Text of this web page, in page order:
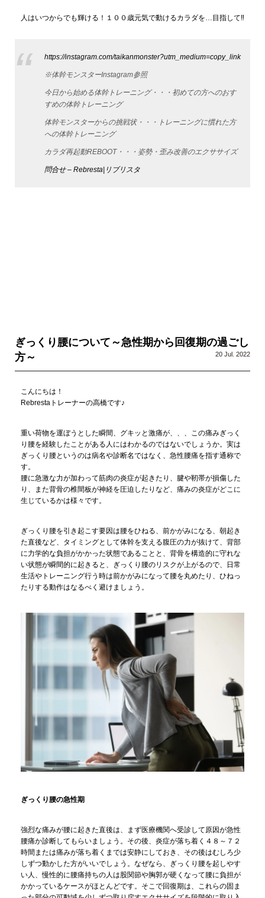
人はいつからでも輝ける！１００歳元気で動けるカラダを…目指して‼
https://instagram.com/taikanmonster?utm_medium=copy_link
※体幹モンスターInstagram参照
今日から始める体幹トレーニング・・・初めての方へのおす
すめの体幹トレーニング
体幹モンスターからの挑戦状・・・トレーニングに慣れた方
への体幹トレーニング
カラダ再起動REBOOT・・・姿勢・歪み改善のエクササイズ
問合せ – Rebresta|リブリスタ
ぎっくり腰について～急性期から回復期の過ごし
方～
20 Jul. 2022
こんにちは！
Rebrestaトレーナーの高橋です♪
重い荷物を運ぼうとした瞬間、グキッと激痛が、、、この痛みぎっく
り腰を経験したことがある人にはわかるのではないでしょうか。実は
ぎっくり腰というのは病名や診断名ではなく、急性腰痛を指す通称で
す。
腰に急激な力が加わって筋肉の炎症が起きたり、腱や靭帯が損傷した
り、また背骨の椎間板が神経を圧迫したりなど、痛みの炎症がどこに
生じているかは様々です。
ぎっくり腰を引き起こす要因は腰をひねる、前かがみになる、朝起き
た直後など、タイミングとして体幹を支える腹圧の力が抜けて、背部
に力学的な負担がかかった状態であることと、背骨を構造的に守れな
い状態が瞬間的に起きると、ぎっくり腰のリスクが上がるので、日常
生活やトレーニング行う時は前かがみになって腰を丸めたり、ひねっ
たりする動作はなるべく避けましょう。
ぎっくり腰の急性期
強烈な痛みが腰に起きた直後は、まず医療機関へ受診して原因が急性
腰痛か診断してもらいましょう。その後、炎症が落ち着く４８～７２
時間または痛みが落ち着くまでは安静にしておき、その後はむしろ少
しずつ動かした方がいいでしょう。なぜなら、ぎっくり腰を起しやす
い人、慢性的に腰痛持ちの人は股関節や胸郭が硬くなって腰に負担が
かかっているケースがほとんどです。そこで回復期は、これらの固ま